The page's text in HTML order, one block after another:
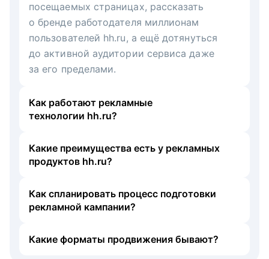
посещаемых страницах, рассказать
о бренде работодателя миллионам
пользователей hh.ru, а ещё дотянуться
до активной аудитории сервиса даже
за его пределами.
Как работают рекламные
технологии hh.ru?
Какие преимущества есть у рекламных
продуктов hh.ru?
Как спланировать процесс подготовки
рекламной кампании?
Какие форматы продвижения бывают?